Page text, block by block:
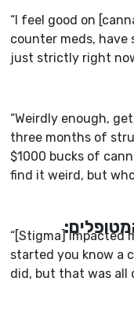
“I feel good on
counter meds, have
just strictly right
“Weirdly enough,
three months of
$1000 bucks of
find it weird, but
“[Stigma] impacted
started you know a
did, but that was all